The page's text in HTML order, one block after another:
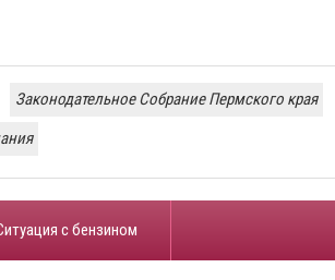
Законодательное Собрание Пермского края
с бензином